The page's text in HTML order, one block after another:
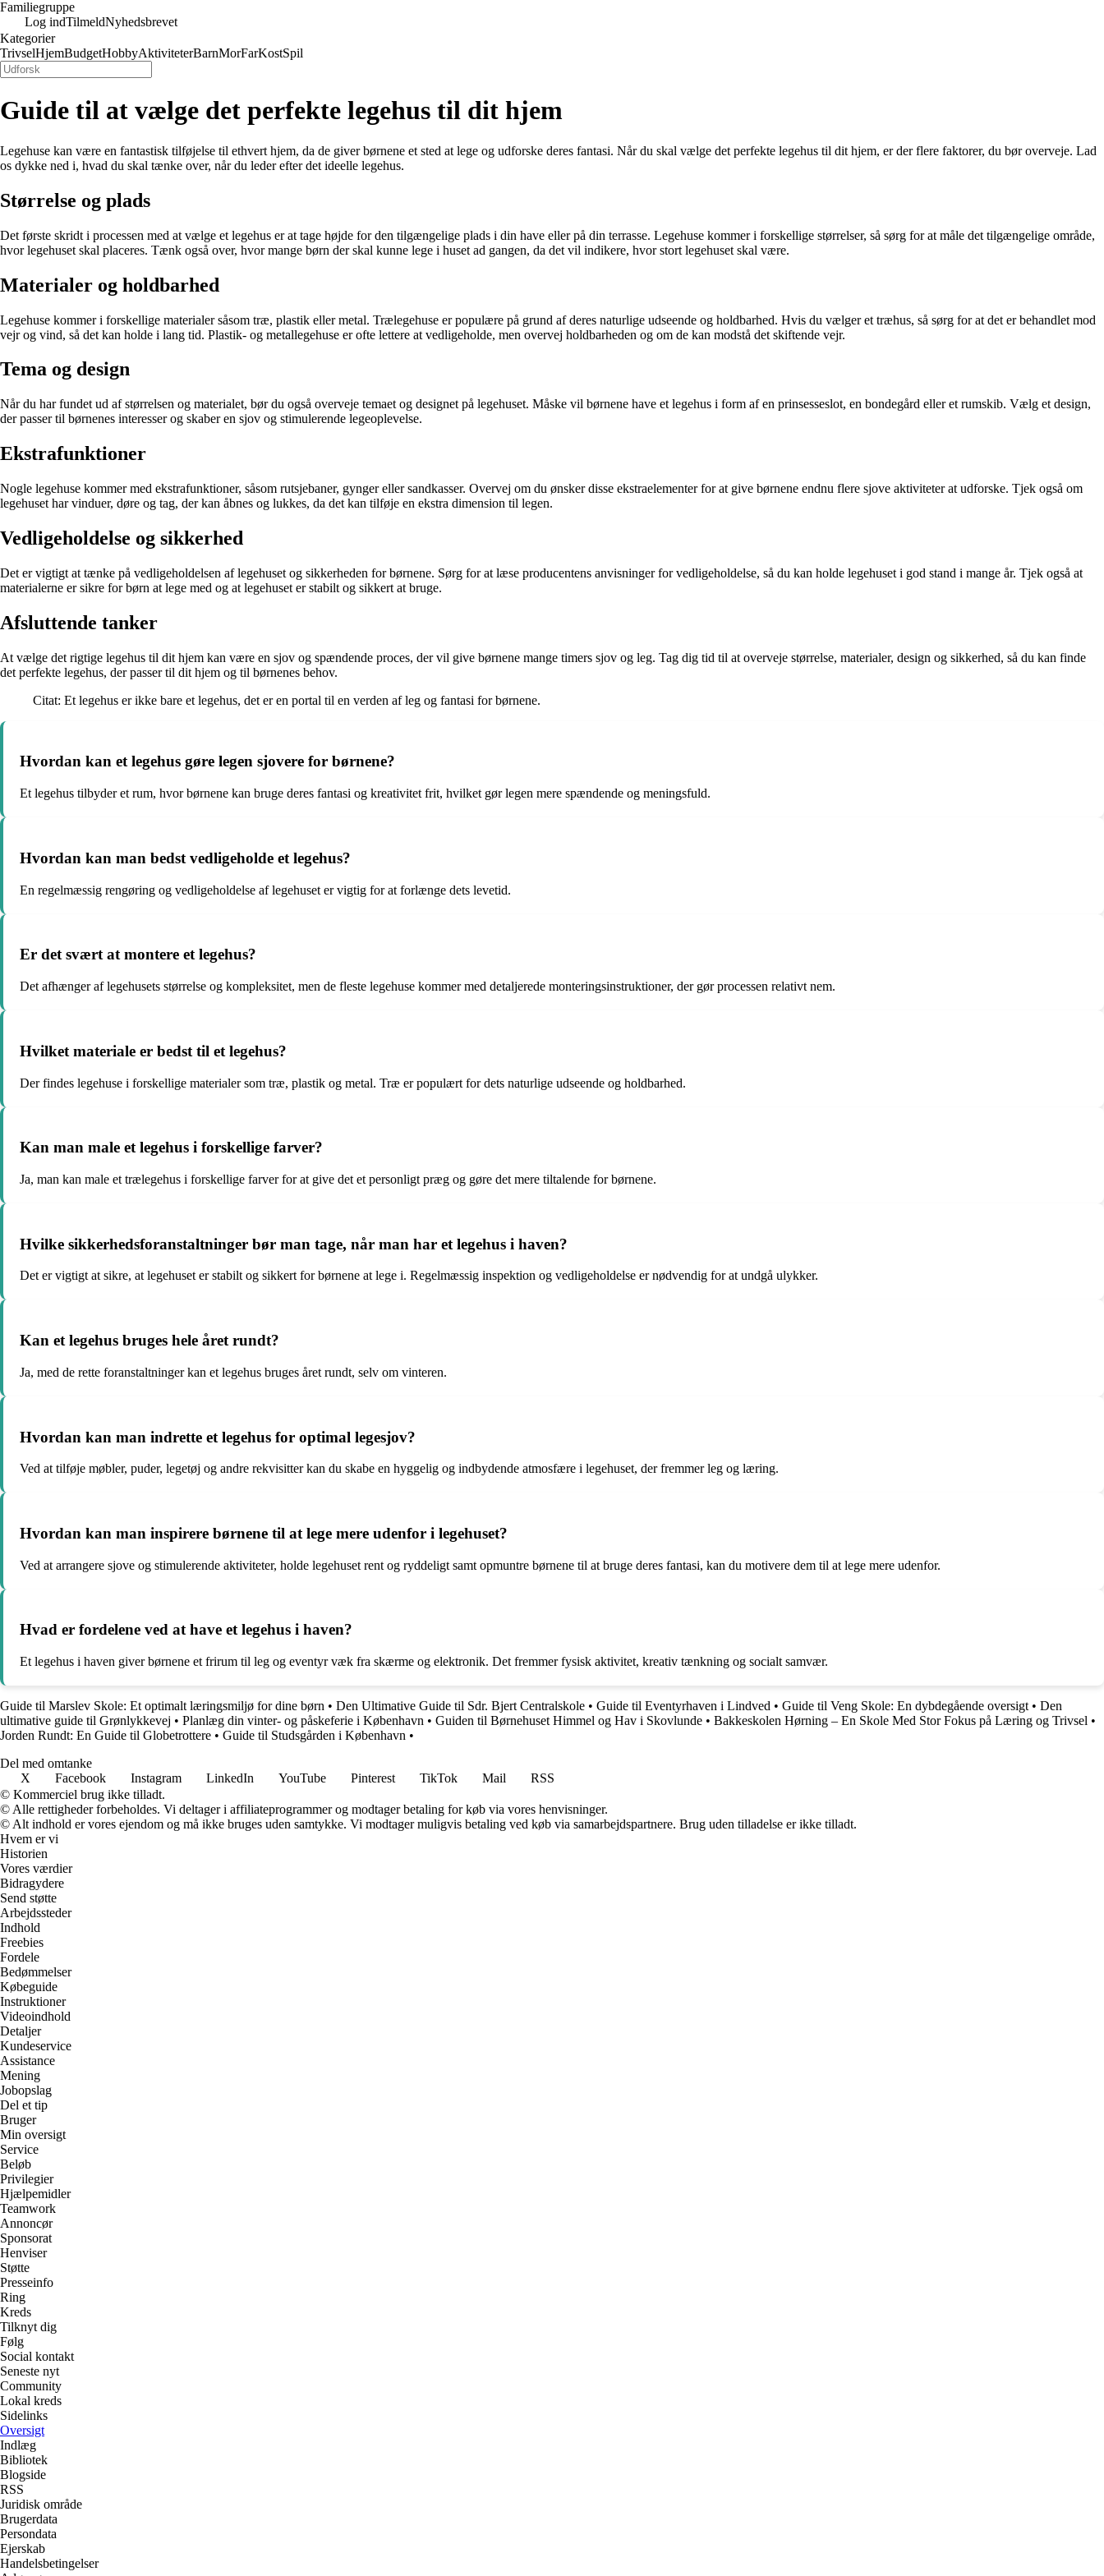
Familiegruppe
Log indTilmeldNyhedsbrevet
Kategorier
TrivselHjemBudgetHobbyAktiviteterBarnMorFarKostSpil
Guide til at vælge det perfekte legehus til dit hjem
Legehuse kan være en fantastisk tilføjelse til ethvert hjem, da de giver børnene et sted at lege og udforske deres fantasi. Når du skal vælge det perfekte legehus til dit hjem, er der flere faktorer, du bør overveje. Lad
os dykke ned i, hvad du skal tænke over, når du leder efter det ideelle legehus.
Størrelse og plads
Det første skridt i processen med at vælge et legehus er at tage højde for den tilgængelige plads i din have eller på din terrasse. Legehuse kommer i forskellige størrelser, så sørg for at måle det tilgængelige område,
hvor legehuset skal placeres. Tænk også over, hvor mange børn der skal kunne lege i huset ad gangen, da det vil indikere, hvor stort legehuset skal være.
Materialer og holdbarhed
Legehuse kommer i forskellige materialer såsom træ, plastik eller metal. Trælegehuse er populære på grund af deres naturlige udseende og holdbarhed. Hvis du vælger et træhus, så sørg for at det er behandlet mod
vejr og vind, så det kan holde i lang tid. Plastik- og metallegehuse er ofte lettere at vedligeholde, men overvej holdbarheden og om de kan modstå det skiftende vejr.
Tema og design
Når du har fundet ud af størrelsen og materialet, bør du også overveje temaet og designet på legehuset. Måske vil børnene have et legehus i form af en prinsesseslot, en bondegård eller et rumskib. Vælg et design,
der passer til børnenes interesser og skaber en sjov og stimulerende legeoplevelse.
Ekstrafunktioner
Nogle legehuse kommer med ekstrafunktioner, såsom rutsjebaner, gynger eller sandkasser. Overvej om du ønsker disse ekstraelementer for at give børnene endnu flere sjove aktiviteter at udforske. Tjek også om
legehuset har vinduer, døre og tag, der kan åbnes og lukkes, da det kan tilføje en ekstra dimension til legen.
Vedligeholdelse og sikkerhed
Det er vigtigt at tænke på vedligeholdelsen af legehuset og sikkerheden for børnene. Sørg for at læse producentens anvisninger for vedligeholdelse, så du kan holde legehuset i god stand i mange år. Tjek også at
materialerne er sikre for børn at lege med og at legehuset er stabilt og sikkert at bruge.
Afsluttende tanker
At vælge det rigtige legehus til dit hjem kan være en sjov og spændende proces, der vil give børnene mange timers sjov og leg. Tag dig tid til at overveje størrelse, materialer, design og sikkerhed, så du kan finde
det perfekte legehus, der passer til dit hjem og til børnenes behov.
Citat: Et legehus er ikke bare et legehus, det er en portal til en verden af leg og fantasi for børnene.
Hvordan kan et legehus gøre legen sjovere for børnene?
Et legehus tilbyder et rum, hvor børnene kan bruge deres fantasi og kreativitet frit, hvilket gør legen mere spændende og meningsfuld.
Hvordan kan man bedst vedligeholde et legehus?
En regelmæssig rengøring og vedligeholdelse af legehuset er vigtig for at forlænge dets levetid.
Er det svært at montere et legehus?
Det afhænger af legehusets størrelse og kompleksitet, men de fleste legehuse kommer med detaljerede monteringsinstruktioner, der gør processen relativt nem.
Hvilket materiale er bedst til et legehus?
Der findes legehuse i forskellige materialer som træ, plastik og metal. Træ er populært for dets naturlige udseende og holdbarhed.
Kan man male et legehus i forskellige farver?
Ja, man kan male et trælegehus i forskellige farver for at give det et personligt præg og gøre det mere tiltalende for børnene.
Hvilke sikkerhedsforanstaltninger bør man tage, når man har et legehus i haven?
Det er vigtigt at sikre, at legehuset er stabilt og sikkert for børnene at lege i. Regelmæssig inspektion og vedligeholdelse er nødvendig for at undgå ulykker.
Kan et legehus bruges hele året rundt?
Ja, med de rette foranstaltninger kan et legehus bruges året rundt, selv om vinteren.
Hvordan kan man indrette et legehus for optimal legesjov?
Ved at tilføje møbler, puder, legetøj og andre rekvisitter kan du skabe en hyggelig og indbydende atmosfære i legehuset, der fremmer leg og læring.
Hvordan kan man inspirere børnene til at lege mere udenfor i legehuset?
Ved at arrangere sjove og stimulerende aktiviteter, holde legehuset rent og ryddeligt samt opmuntre børnene til at bruge deres fantasi, kan du motivere dem til at lege mere udenfor.
Hvad er fordelene ved at have et legehus i haven?
Et legehus i haven giver børnene et frirum til leg og eventyr væk fra skærme og elektronik. Det fremmer fysisk aktivitet, kreativ tænkning og socialt samvær.
Guide til Marslev Skole: Et optimalt læringsmiljø for dine børn • Den Ultimative Guide til Sdr. Bjert Centralskole • Guide til Eventyrhaven i Lindved • Guide til Veng Skole: En dybdegående oversigt • Den
ultimative guide til Grønlykkevej • Planlæg din vinter- og påskeferie i København • Guiden til Børnehuset Himmel og Hav i Skovlunde • Bakkeskolen Hørning – En Skole Med Stor Fokus på Læring og Trivsel •
Jorden Rundt: En Guide til Globetrottere • Guide til Studsgården i København •
Del med omtanke
X
Facebook Instagram LinkedIn YouTube Pinterest TikTok Mail
RSS
© Kommerciel brug ikke tilladt.
© Alle rettigheder forbeholdes. Vi deltager i affiliateprogrammer og modtager betaling for køb via vores henvisninger.
© Alt indhold er vores ejendom og må ikke bruges uden samtykke. Vi modtager muligvis betaling ved køb via samarbejdspartnere. Brug uden tilladelse er ikke tilladt.
Hvem er vi
Historien
Vores værdier
Bidragydere
Send støtte
Arbejdssteder
Indhold
Freebies
Fordele
Bedømmelser
Købeguide
Instruktioner
Videoindhold
Detaljer
Kundeservice
Assistance
Mening
Jobopslag
Del et tip
Bruger
Min oversigt
Service
Beløb
Privilegier
Hjælpemidler
Teamwork
Annoncør
Sponsorat
Henviser
Støtte
Presseinfo
Ring
Kreds
Tilknyt dig
Følg
Social kontakt
Seneste nyt
Community
Lokal kreds
Sidelinks
Oversigt
Indlæg
Bibliotek
Blogside
RSS
Juridisk område
Brugerdata
Persondata
Ejerskab
Handelsbetingelser